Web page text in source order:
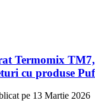
Termomix TM7,
cu produse
pe 13 Martie 2026